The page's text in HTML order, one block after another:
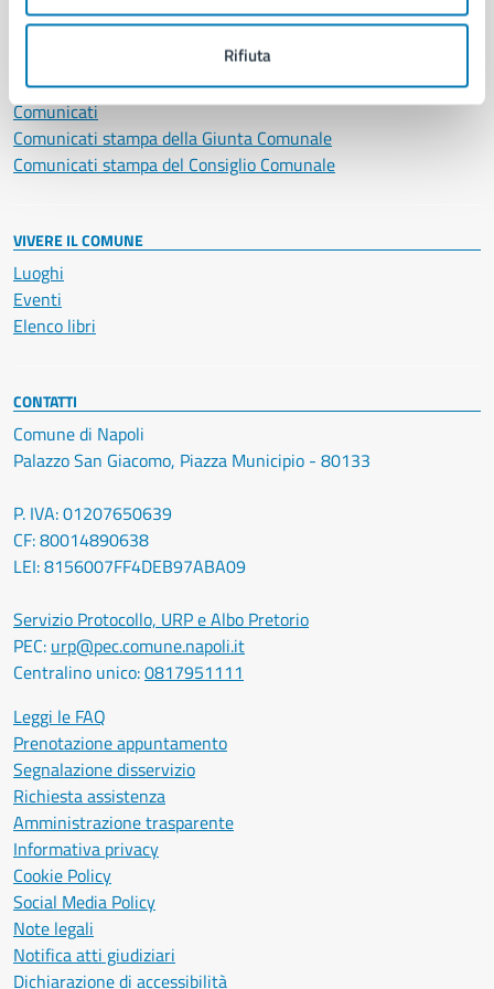
Rifiuta
NOVITÀ
Avvisi
Comunicati
Comunicati stampa della Giunta Comunale
Comunicati stampa del Consiglio Comunale
VIVERE IL COMUNE
Luoghi
Eventi
Elenco libri
CONTATTI
Comune di Napoli
Palazzo San Giacomo, Piazza Municipio - 80133
P. IVA: 01207650639
CF: 80014890638
LEI: 8156007FF4DEB97ABA09
Servizio Protocollo, URP e Albo Pretorio
PEC: urp@pec.comune.napoli.it
Centralino unico:0817951111
Leggi le FAQ
Prenotazione appuntamento
Segnalazione disservizio
Richiesta assistenza
Amministrazione trasparente
Informativa privacy
Cookie Policy
Social Media Policy
Note legali
Notifica atti giudiziari
Dichiarazione di accessibilità